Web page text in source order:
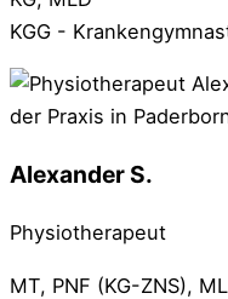
KGG -
Alexander S.
Physiotherapeut
MT, PNF (KG-ZNS),